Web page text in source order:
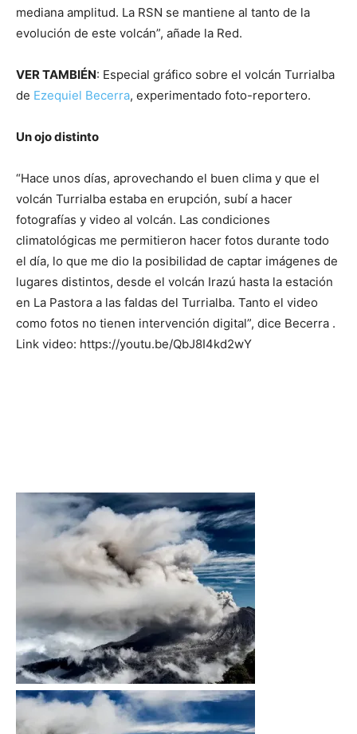
mediana amplitud. La RSN se mantiene al tanto de la
evolución de este volcán”, añade la Red.
VER TAMBIÉN: Especial gráfico sobre el volcán Turrialba
de Ezequiel Becerra, experimentado foto-reportero.
Un ojo distinto
“Hace unos días, aprovechando el buen clima y que el
volcán Turrialba estaba en erupción, subí a hacer
fotografías y video al volcán. Las condiciones
climatológicas me permitieron hacer fotos durante todo
el día, lo que me dio la posibilidad de captar imágenes de
lugares distintos, desde el volcán Irazú hasta la estación
en La Pastora a las faldas del Turrialba. Tanto el video
como fotos no tienen intervención digital”, dice Becerra .
Link video: https://youtu.be/QbJ8I4kd2wY